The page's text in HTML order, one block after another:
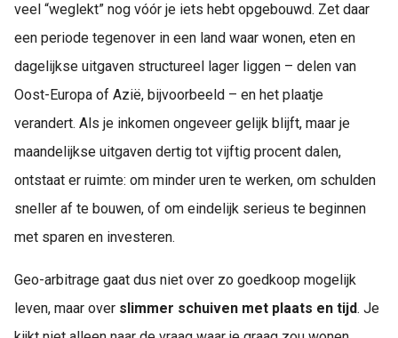
veel “weglekt” nog vóór je iets hebt opgebouwd. Zet daar
een periode tegenover in een land waar wonen, eten en
dagelijkse uitgaven structureel lager liggen – delen van
Oost-Europa of Azië, bijvoorbeeld – en het plaatje
verandert. Als je inkomen ongeveer gelijk blijft, maar je
maandelijkse uitgaven dertig tot vijftig procent dalen,
ontstaat er ruimte: om minder uren te werken, om schulden
sneller af te bouwen, of om eindelijk serieus te beginnen
met sparen en investeren.
Geo-arbitrage gaat dus niet over zo goedkoop mogelijk
leven, maar over slimmer schuiven met plaats en tijd. Je